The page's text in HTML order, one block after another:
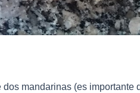
mandarinas (es importante